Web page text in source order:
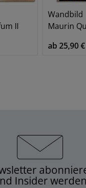
II
Wandbild
Maurin
ab 25,90 €
Insider werden